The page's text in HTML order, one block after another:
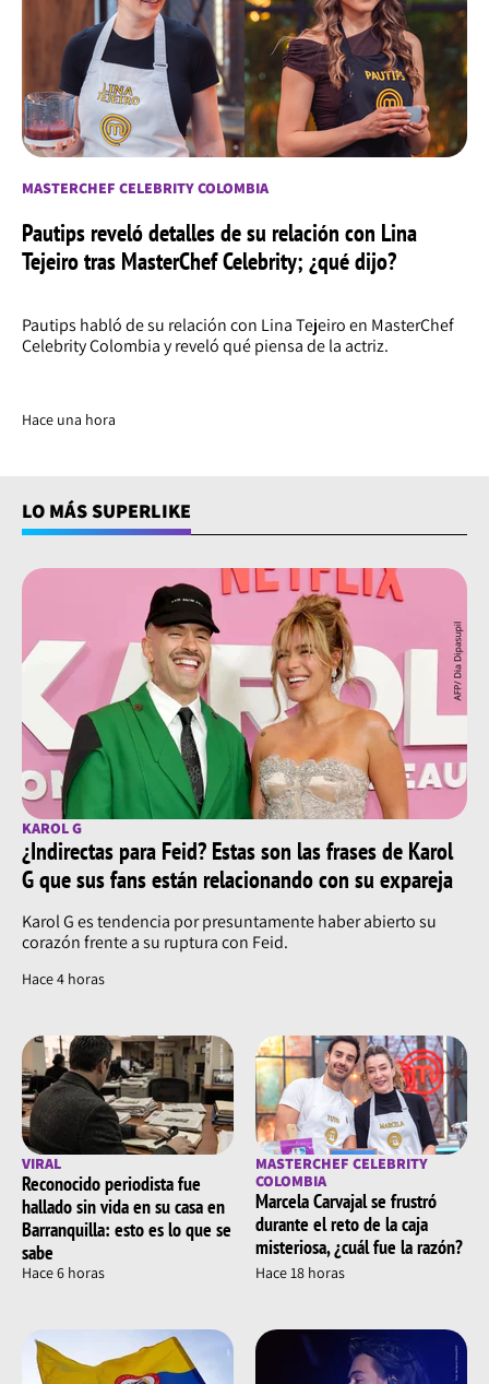
MASTERCHEF CELEBRITY COLOMBIA
Pautips reveló detalles de su relación con Lina
Tejeiro tras MasterChef Celebrity; ¿qué dijo?
Pautips habló de su relación con Lina Tejeiro en MasterChef
Celebrity Colombia y reveló qué piensa de la actriz.
Hace una hora
LO MÁS SUPERLIKE
KAROL G
¿Indirectas para Feid? Estas son las frases de Karol
G que sus fans están relacionando con su expareja
Karol G es tendencia por presuntamente haber abierto su
corazón frente a su ruptura con Feid.
Hace 4 horas
VIRAL
Reconocido periodista fue
hallado sin vida en su casa en
Barranquilla: esto es lo que se
sabe
Hace 6 horas
MASTERCHEF CELEBRITY
COLOMBIA
Marcela Carvajal se frustró
durante el reto de la caja
misteriosa, ¿cuál fue la razón?
Hace 18 horas